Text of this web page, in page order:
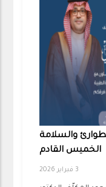
والسلامة
الخميس القادم
3 فبراير 2026